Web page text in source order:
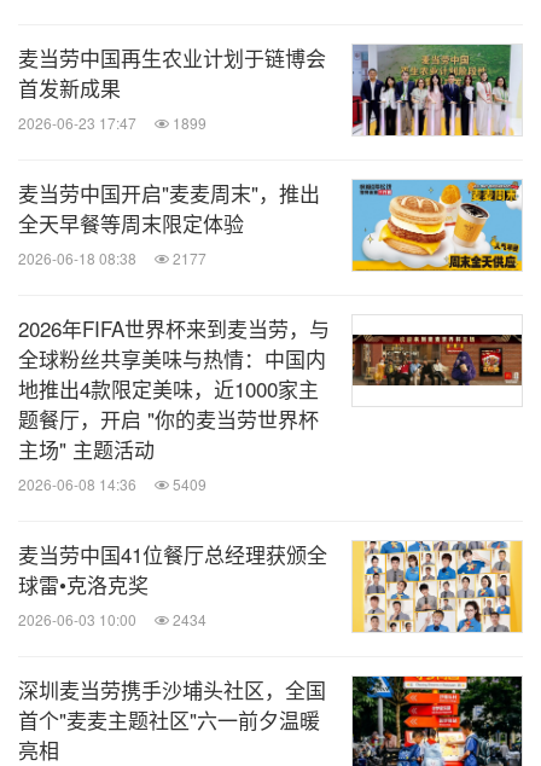
天津乐园道阳光乐园餐厅
天津市河西区乐园道9号文化中心阳光乐园首层1B-09
号商铺和二层2B-09号商铺
南京兴隆地铁站餐厅
南京市建邺区地铁２号线兴隆大街地铁站一层2号出
上海龙腾大道餐厅
上海市徐汇区龙腾大道2121号巨无霸魔方1F2F
消息来源：麦当劳中国
业、OTA(在线旅游)、航空公司、飞机制造、
酒店行业最新动态。扫描二维码，立即订
麦当劳中国再生农业计划于链博会
首发新成果
2026-06-23 17:47 1899
麦当劳中国开启"麦麦周末"，推出
全天早餐等周末限定体验
2026-06-18 08:38 2177
2026年FIFA世界杯来到麦当劳，与
全球粉丝共享美味与热情：中国内
地推出4款限定美味，近1000家主
题餐厅，开启 "你的麦当劳世界杯
主场" 主题活动
2026-06-08 14:36 5409
麦当劳中国41位餐厅总经理获颁全
球雷•克洛克奖
2026-06-03 10:00 2434
深圳麦当劳携手沙埔头社区，全国
首个"麦麦主题社区"六一前夕温暖
亮相